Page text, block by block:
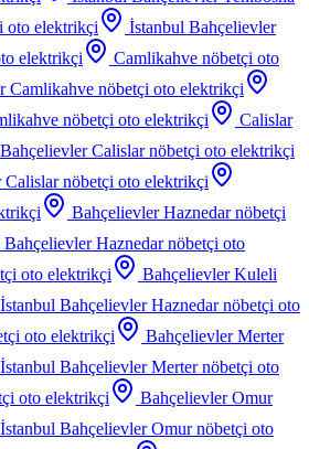
oto elektrikçi
İstanbul Bahçelievler
elektrikçi Camlikahve nöbetçi oto
Camlikahve nöbetçi oto elektrikçi
nöbetçi oto elektrikçi
Calislar
Bahçelievler Calislar nöbetçi oto elektrikçi
Calislar nöbetçi oto elektrikçi
Bahçelievler Haznedar nöbetçi
Bahçelievler Haznedar nöbetçi oto
oto elektrikçi
Bahçelievler Kuleli
İstanbul Bahçelievler Haznedar nöbetçi oto
oto elektrikçi
Bahçelievler Merter
İstanbul Bahçelievler Merter nöbetçi oto
oto elektrikçi
Bahçelievler Omur
İstanbul Bahçelievler Omur nöbetçi oto